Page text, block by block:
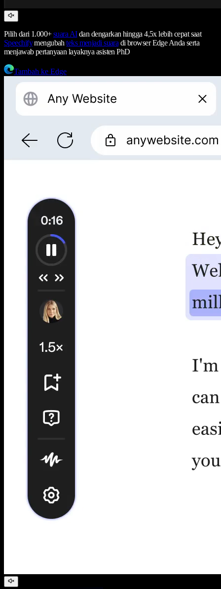
Pilih dari 1.000+suara AIdan dengarkan hingga 4,5x lebih cepat saat
Speechifymengubahteks menjadi suara di browser Edge Anda serta
menjawab pertanyaan layaknya asisten PhD
Tambah ke Edge